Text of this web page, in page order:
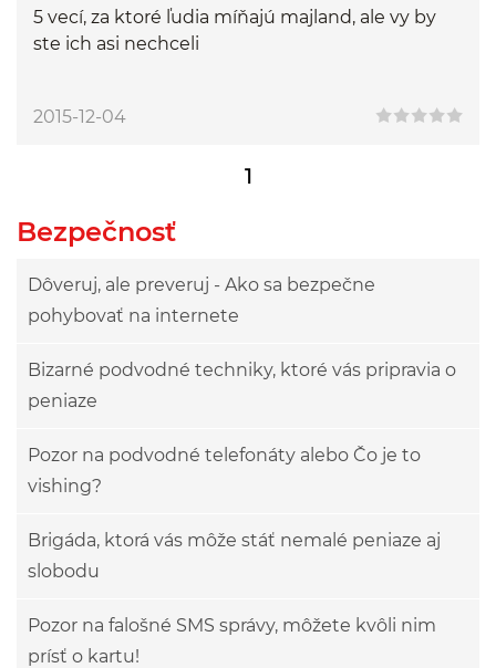
5 vecí, za ktoré ľudia míňajú majland, ale vy by
ste ich asi nechceli
2015-12-04
1
Bezpečnosť
Dôveruj, ale preveruj - Ako sa bezpečne
pohybovať na internete
Bizarné podvodné techniky, ktoré vás pripravia o
peniaze
Pozor na podvodné telefonáty alebo Čo je to
vishing?
Brigáda, ktorá vás môže stáť nemalé peniaze aj
slobodu
Pozor na falošné SMS správy, môžete kvôli nim
prísť o kartu!